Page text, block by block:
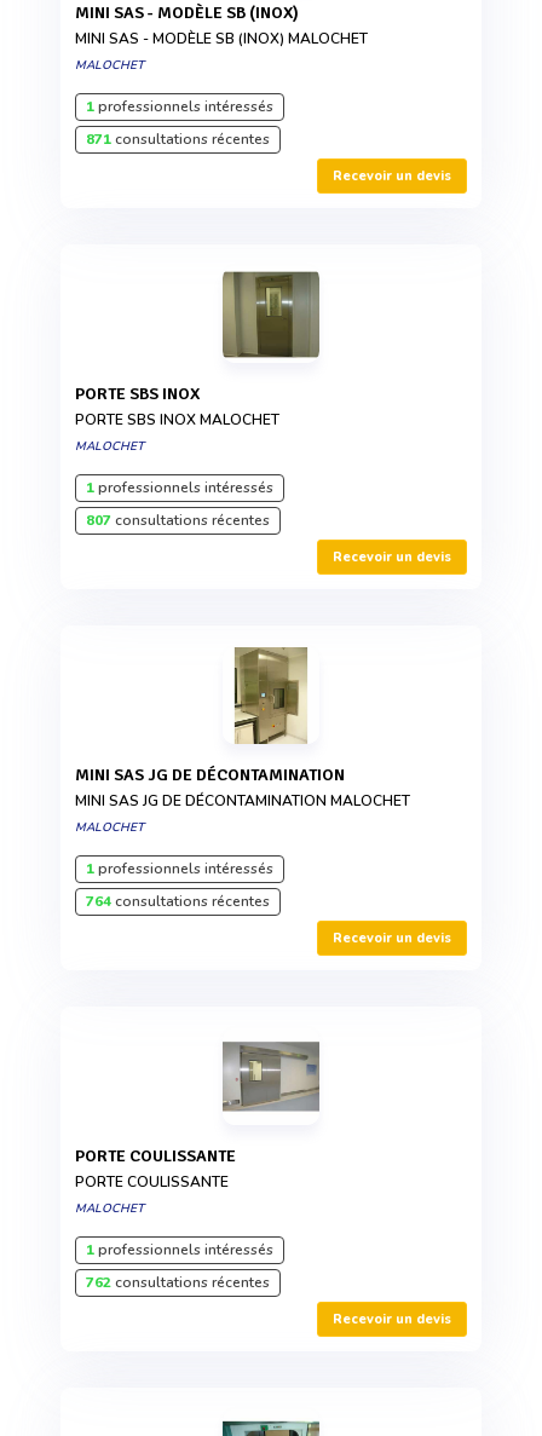
MINI SAS - MODÈLE SB (INOX)
MINI SAS - MODÈLE SB (INOX) MALOCHET
MALOCHET
1professionnels intéressés
871consultations récentes
Recevoir un devis
PORTE SBS INOX
PORTE SBS INOX MALOCHET
MALOCHET
1professionnels intéressés
807consultations récentes
Recevoir un devis
MINI SAS JG DE DÉCONTAMINATION
MINI SAS JG DE DÉCONTAMINATION MALOCHET
MALOCHET
1professionnels intéressés
764consultations récentes
Recevoir un devis
PORTE COULISSANTE
PORTE COULISSANTE
MALOCHET
1professionnels intéressés
762consultations récentes
Recevoir un devis